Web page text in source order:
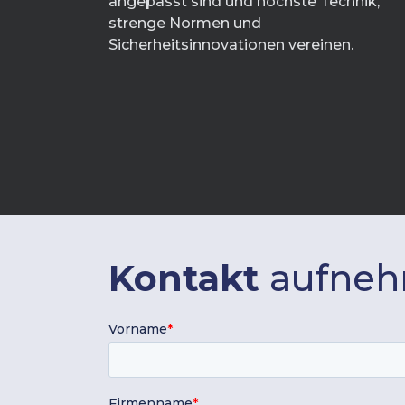
strenge Normen und
Sicherheitsinnovationen vereinen.
Kontakt